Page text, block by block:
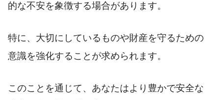
的な不安を象徴する場合があります。
特に、大切にしているものや財産を守るための
意識を強化することが求められます。
このことを通じて、あなたはより豊かで安全な